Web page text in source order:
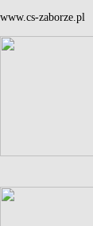
www.cs-zaborze.pl